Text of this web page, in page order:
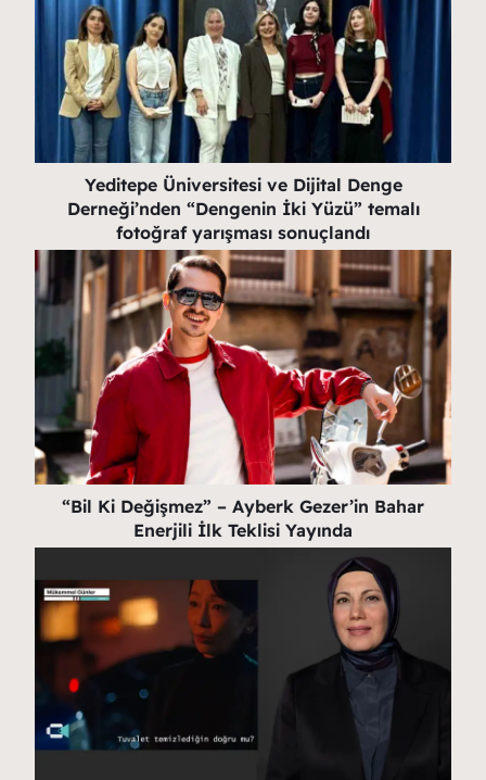
Yeditepe Üniversitesi ve Dijital Denge
Derneği’nden “Dengenin İki Yüzü” temalı
fotoğraf yarışması sonuçlandı
“Bil Ki Değişmez” – Ayberk Gezer’in Bahar
Enerjili İlk Teklisi Yayında